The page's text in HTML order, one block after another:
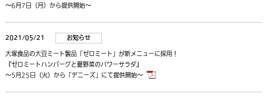
～6月7日（月）から提供開始～
2021/05/21
お知らせ
大塚食品の大豆ミート製品「ゼロミート」が新メニューに採用！
『ゼロミートハンバーグと夏野菜のパワーサラダ』
～5月25日（火）から「デニーズ」にて提供開始～